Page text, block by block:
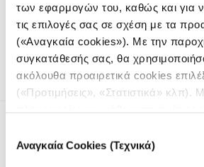
των εφαρμογών του, καθώς και για
τις επιλογές σας σε σχέση με τα
(«Αναγκαία cookies»). Με την
συγκατάθεσής σας, θα
ακόλουθα προαιρετικά cookies
(«Προτιμήσεις», «Στατιστικά» κλπ).
συγκατάθεσης
Αναγκαία Cookies (Τεχνικά)
Πώς συλλέξαμε τις ομιλίες 31 χρόνων
Βουλής και τις αντιστοιχίσαμε με
ομιλούντες βουλευτές.